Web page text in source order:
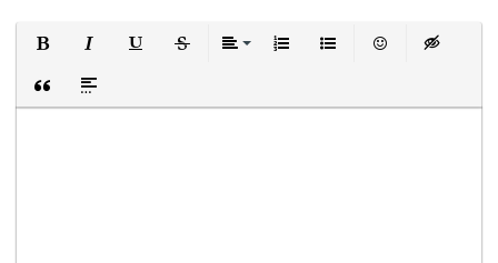
Вставка цитаты
Вставка спойлера